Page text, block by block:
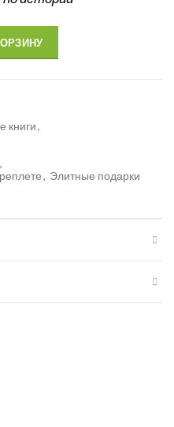
книги,
,
, Элитные подарки